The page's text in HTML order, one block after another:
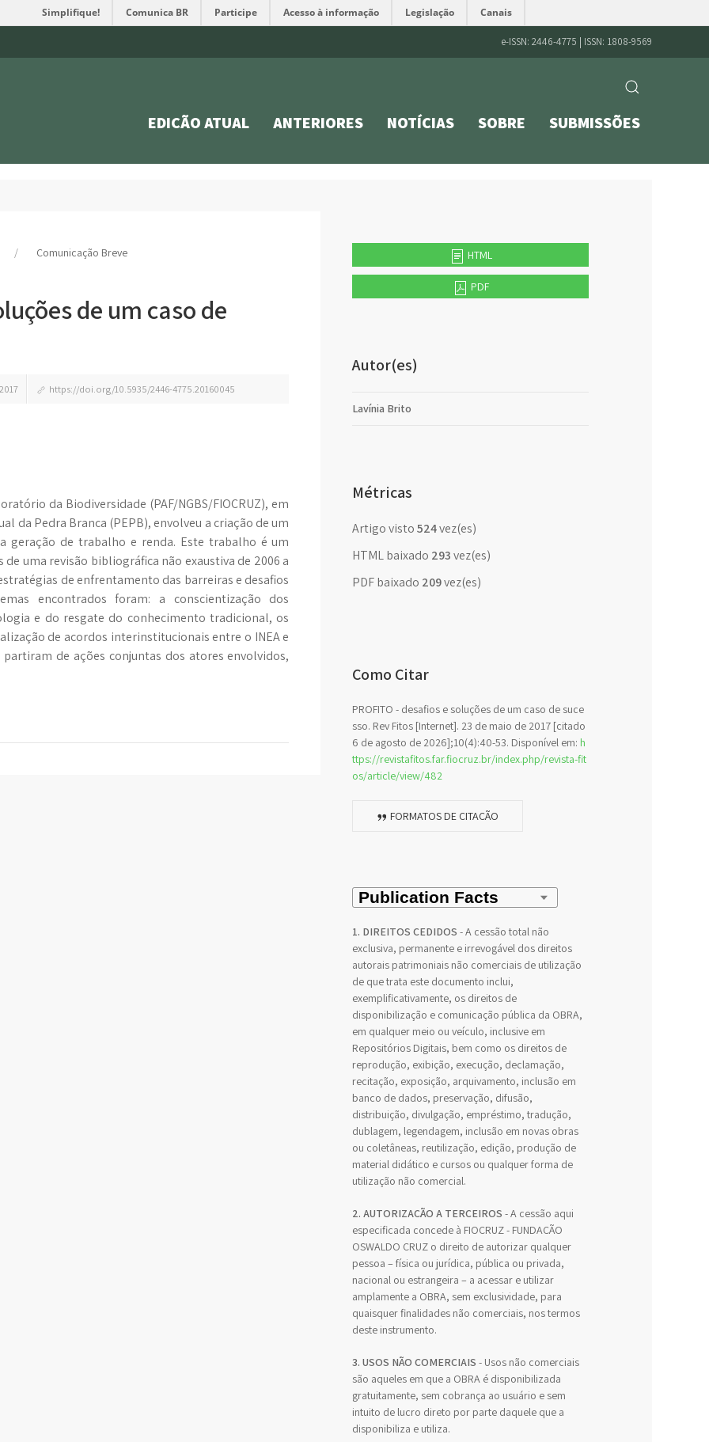
Simplifique! Comunica BR Participe Acesso à informação Legislação Canais
e-ISSN: 2446-4775 | ISSN: 1808-9569
EDIÇÃO ATUAL ANTERIORES NOTÍCIAS SOBRE SUBMISSÕES
Comunicação Breve
de um caso de
https://doi.org/10.5935/2446-4775.20160045
da Biodiversidade (PAF/NGBS/FIOCRUZ), em
da Pedra Branca (PEPB), envolveu a criação de um
geração de trabalho e renda. Este trabalho é um
uma revisão bibliográfica não exaustiva de 2006 a
de enfrentamento das barreiras e desafios
encontrados foram: a conscientização dos
e do resgate do conhecimento tradicional, os
de acordos interinstitucionais entre o INEA e
de ações conjuntas dos atores envolvidos,
HTML
PDF
Autor(es)
Lavínia Brito
Métricas
Artigo visto524vez(es)
HTML baixado 293vez(es)
PDF baixado 209vez(es)
Como Citar
PROFITO - desafios e soluções de um caso de suce
sso. Rev Fitos [Internet]. 23 de maio de 2017 [citado
6 de agosto de 2026];10(4):40-53. Disponível em: h
ttps://revistafitos.far.fiocruz.br/index.php/revista-fit
os/article/view/482
FORMATOS DE CITAÇÃO
1. DIREITOS CEDIDOS - A cessão total não
exclusiva, permanente e irrevogável dos direitos
autorais patrimoniais não comerciais de utilização
de que trata este documento inclui,
exemplificativamente, os direitos de
disponibilização e comunicação pública da OBRA,
em qualquer meio ou veículo, inclusive em
Repositórios Digitais, bem como os direitos de
reprodução, exibição, execução, declamação,
recitação, exposição, arquivamento, inclusão em
banco de dados, preservação, difusão,
distribuição, divulgação, empréstimo, tradução,
dublagem, legendagem, inclusão em novas obras
ou coletâneas, reutilização, edição, produção de
material didático e cursos ou qualquer forma de
utilização não comercial.
2. AUTORIZAÇÃO A TERCEIROS - A cessão aqui
especificada concede à FIOCRUZ - FUNDAÇÃO
OSWALDO CRUZ o direito de autorizar qualquer
pessoa – física ou jurídica, pública ou privada,
nacional ou estrangeira – a acessar e utilizar
amplamente a OBRA, sem exclusividade, para
quaisquer finalidades não comerciais, nos termos
deste instrumento.
3. USOS NÃO COMERCIAIS - Usos não comerciais
são aqueles em que a OBRA é disponibilizada
gratuitamente, sem cobrança ao usuário e sem
intuito de lucro direto por parte daquele que a
disponibiliza e utiliza.